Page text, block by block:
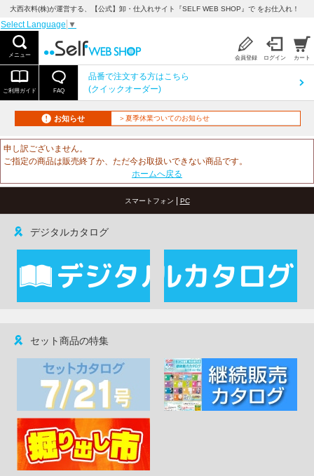
大西衣料(株)が運営する、【公式】卸・仕入れサイト『SELF WEB SHOP』で をお仕入れ！
Select Language ▼
メニュー 会員登録 ログイン カート
ご利用ガイド FAQ
品番で注文する方はこちら
(クイックオーダー)
お知らせ ＞夏季休業ついてのお知らせ
申し訳ございません。
ご指定の商品は販売終了か、ただ今お取扱いできない商品です。
ホームへ戻る
スマートフォン | PC
デジタルカタログ
セット商品の特集